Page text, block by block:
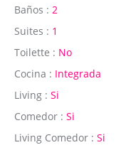
Baños : 2
Suites : 1
Toilette : No
Cocina : Integrada
Living : Si
Comedor : Si
Living Comedor : Si